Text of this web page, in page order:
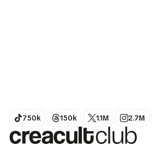
750k 150k 1.1M 2.7M